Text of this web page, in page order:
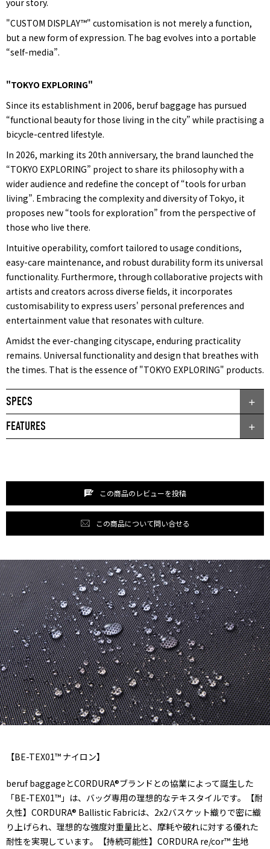
"CUSTOM DISPLAY™" customisation is not merely a function,
but a new form of expression. The bag evolves into a portable
“self-media”.
"TOKYO EXPLORING"
Since its establishment in 2006, beruf baggage has pursued
“functional beauty for those living in the city” while practising a
bicycle-centred lifestyle.
In 2026, marking its 20th anniversary, the brand launched the
“TOKYO EXPLORING” project to share its philosophy with a
wider audience and redefine the concept of “tools for urban
living”. Embracing the complexity and diversity of Tokyo, it
proposes new “tools for exploration” from the perspective of
those who live there.
Intuitive operability, comfort tailored to usage conditions,
easy-care maintenance, and robust durability form its universal
functionality. Furthermore, through collaborative projects with
artists and creators across diverse fields, it incorporates
customisability to express users' personal preferences and
entertainment value that resonates with culture.
Amidst the ever-changing cityscape, enduring practicality
remains. Universal functionality and design that breathes with
the times. That is the essence of "TOKYO EXPLORING" products.
SPECS
FEATURES
この商品のレビューを投稿
この商品について問い合せる
【BE-TEX01™ ナイロン】
beruf baggageとCORDURA®ブランドとの協業によって誕生した
「BE-TEX01™」は、バッグ専用の理想的なテキスタイルです。【耐
久性】CORDURA® Ballistic Fabricは、2x2バスケット織りで密に織
り上げられ、理想的な強度対重量比と、摩耗や破れに対する優れた
耐性を実現しています。【持続可能性】CORDURA re/cor™ 生地